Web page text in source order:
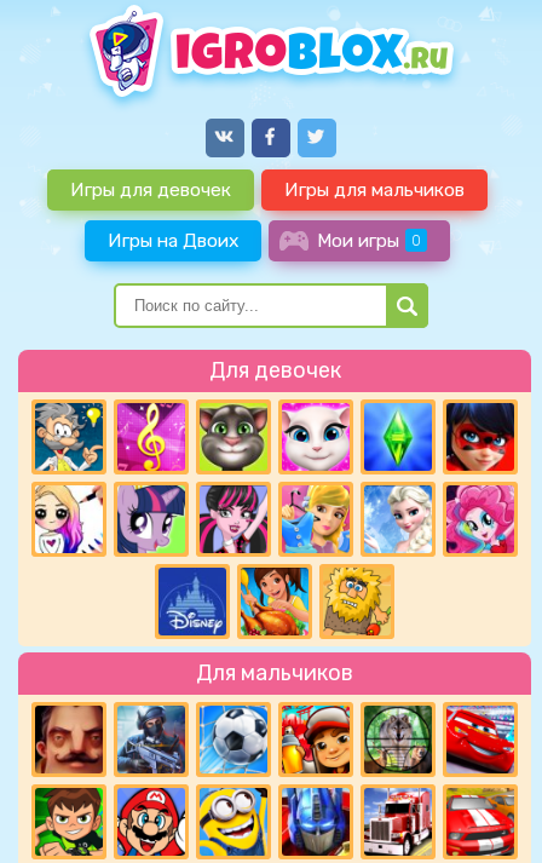
Игры для девочек Игры для мальчиков
Игры на Двоих Мои игры 0
Для девочек
Для мальчиков